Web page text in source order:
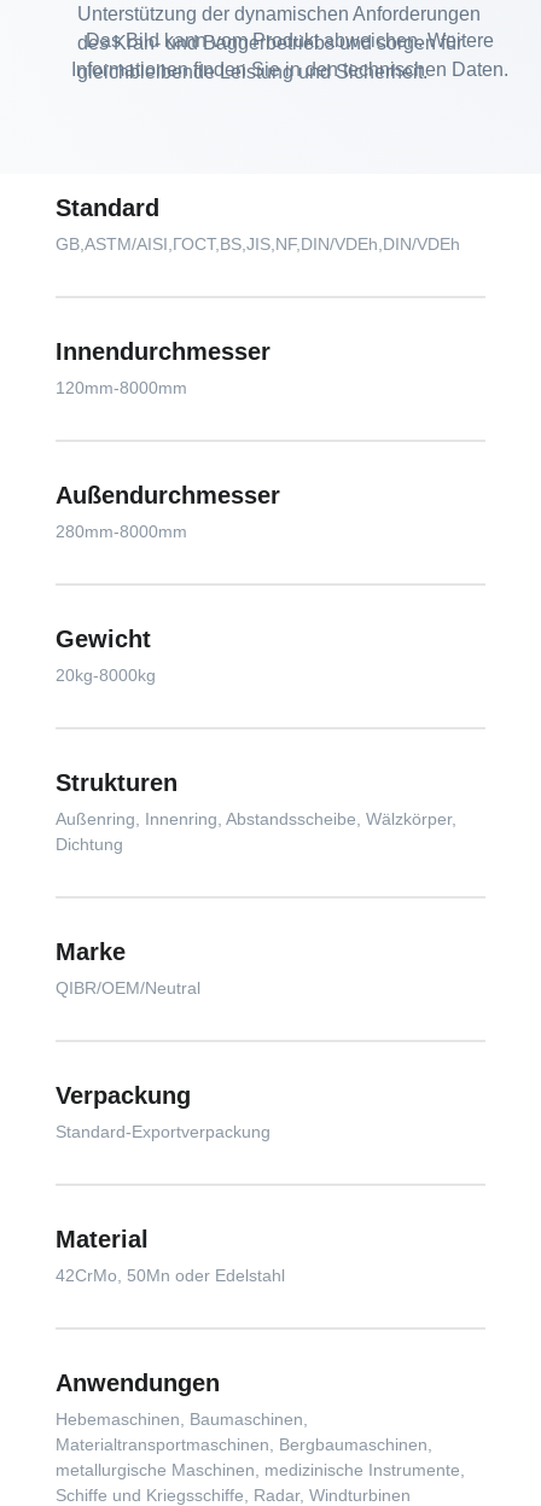
Das Bild kann vom Produkt abweichen. Weitere
Informationen finden Sie in den technischen Daten.
Unterstützung der dynamischen Anforderungen
des Kran- und Baggerbetriebs und sorgen für
gleichbleibende Leistung und Sicherheit.
Standard
GB,ASTM/AISI,ГОСТ,BS,JIS,NF,DIN/VDEh,DIN/VDEh
Innendurchmesser
120mm-8000mm
Außendurchmesser
280mm-8000mm
Gewicht
20kg-8000kg
Strukturen
Außenring, Innenring, Abstandsscheibe, Wälzkörper,
Dichtung
Marke
QIBR/OEM/Neutral
Verpackung
Standard-Exportverpackung
Material
42CrMo, 50Mn oder Edelstahl
Anwendungen
Hebemaschinen, Baumaschinen,
Materialtransportmaschinen, Bergbaumaschinen,
metallurgische Maschinen, medizinische Instrumente,
Schiffe und Kriegsschiffe, Radar, Windturbinen